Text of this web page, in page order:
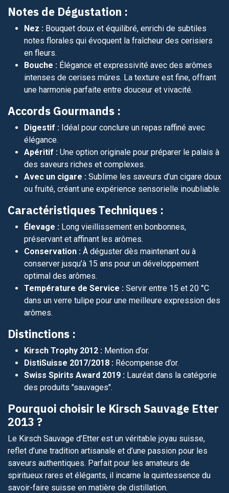
Notes de Dégustation :
Nez : Bouquet doux et équilibré, enrichi de subtiles
notes florales qui évoquent la fraîcheur des cerisiers
en fleurs.
Bouche : Élégance et expressivité avec des arômes
intenses de cerises mûres. La texture est fine, offrant
une harmonie parfaite entre douceur et vivacité.
Accords Gourmands :
Digestif : Idéal pour conclure un repas raffiné avec
élégance.
Apéritif : Une option originale pour préparer le palais à
des saveurs riches et complexes.
Avec un cigare : Sublime les saveurs d’un cigare doux
ou fruité, créant une expérience sensorielle inoubliable.
Caractéristiques Techniques :
Élevage : Long vieillissement en bonbonnes,
préservant et affinant les arômes.
Conservation : À déguster dès maintenant ou à
conserver jusqu’à 15 ans pour un développement
optimal des arômes.
Température de Service : Servir entre 15 et 20 °C
dans un verre tulipe pour une meilleure expression des
arômes.
Distinctions :
Kirsch Trophy 2012 : Mention d’or.
DistiSuisse 2017/2018 : Récompense d’or.
Swiss Spirits Award 2019 : Lauréat dans la catégorie
des produits "sauvages".
Pourquoi choisir le Kirsch Sauvage Etter
2013 ?
Le Kirsch Sauvage d’Etter est un véritable joyau suisse,
reflet d’une tradition artisanale et d’une passion pour les
saveurs authentiques. Parfait pour les amateurs de
spiritueux rares et élégants, il incarne la quintessence du
savoir-faire suisse en matière de distillation.